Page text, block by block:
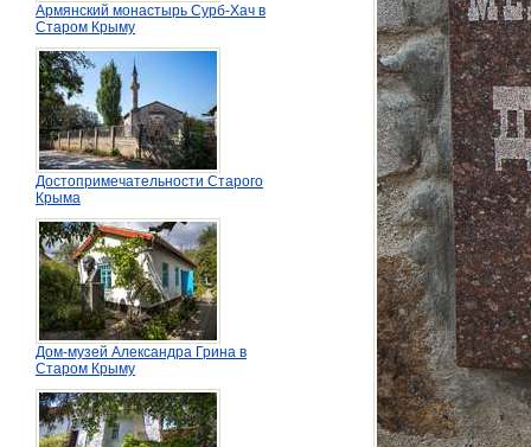
Армянский монастырь Сурб-Хач в
Старом Крыму
Достопримечательности Старого
Крыма
Дом-музей Александра Грина в
Старом Крыму